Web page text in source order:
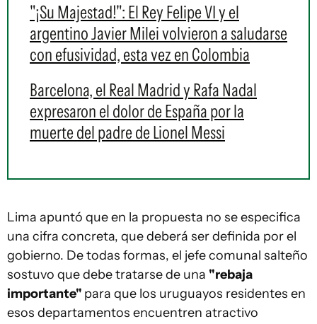
"¡Su Majestad!": El Rey Felipe VI y el
argentino Javier Milei volvieron a saludarse
con efusividad, esta vez en Colombia
Barcelona, el Real Madrid y Rafa Nadal
expresaron el dolor de España por la
muerte del padre de Lionel Messi
Lima apuntó que en la propuesta no se especifica
una cifra concreta, que deberá ser definida por el
gobierno. De todas formas, el jefe comunal salteño
sostuvo que debe tratarse de una "rebaja
importante" para que los uruguayos residentes en
esos departamentos encuentren atractivo